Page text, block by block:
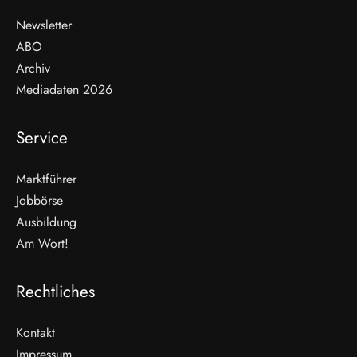
Newsletter
ABO
Archiv
Mediadaten 2026
Service
Marktführer
Jobbörse
Ausbildung
Am Wort!
Rechtliches
Kontakt